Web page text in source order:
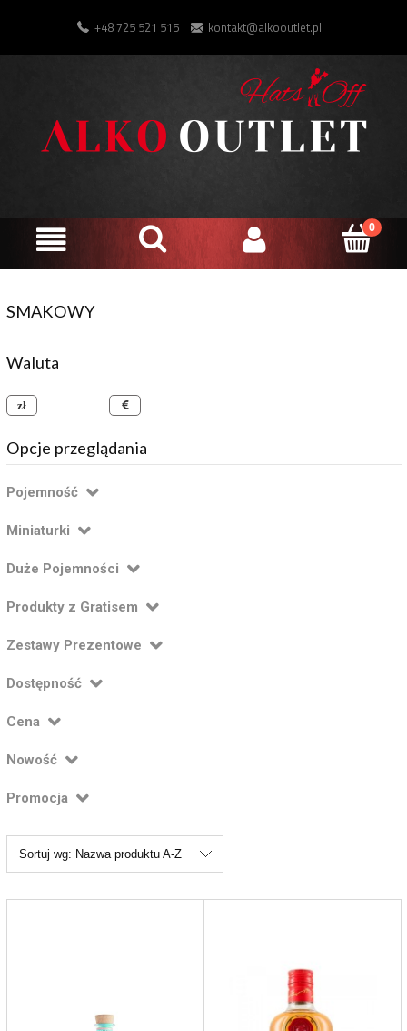
+48 725 521 515 kontakt@alkooutlet.pl
SMAKOWY
Waluta
Opcje przeglądania
Pojemność
Miniaturki
Duże Pojemności
Produkty z Gratisem
Zestawy Prezentowe
Dostępność
Cena
Nowość
Promocja
Sortuj wg: Nazwa produktu A-Z